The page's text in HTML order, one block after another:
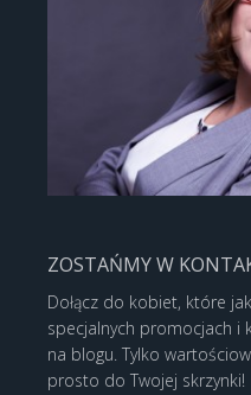
ZOSTAŃMY W
Dołącz do kobiet, które
specjalnych promocjach i
na blogu. Tylko
prosto do Twojej skrzynki!